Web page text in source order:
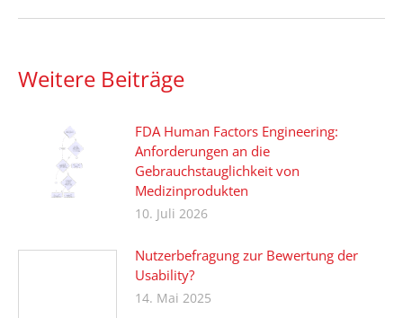
Weitere Beiträge
FDA Human Factors Engineering:
Anforderungen an die
Gebrauchstauglichkeit von
Medizinprodukten
10. Juli 2026
Nutzerbefragung zur Bewertung der
Usability?
14. Mai 2025